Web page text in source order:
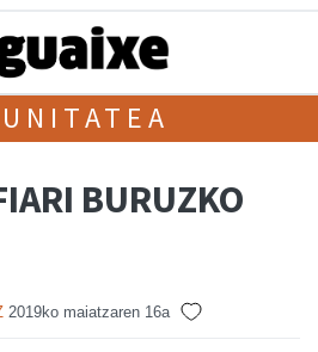
BURUZKO
2019ko maiatzaren 16a